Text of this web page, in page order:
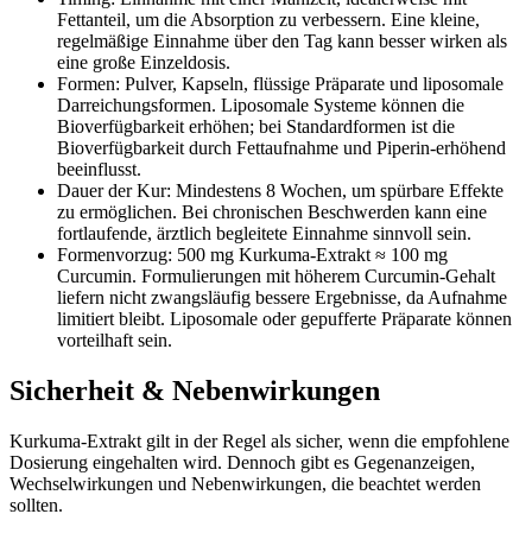
Fettanteil, um die Absorption zu verbessern. Eine kleine,
regelmäßige Einnahme über den Tag kann besser wirken als
eine große Einzeldosis.
Formen: Pulver, Kapseln, flüssige Präparate und liposomale
Darreichungsformen. Liposomale Systeme können die
Bioverfügbarkeit erhöhen; bei Standardformen ist die
Bioverfügbarkeit durch Fettaufnahme und Piperin-erhöhend
beeinflusst.
Dauer der Kur: Mindestens 8 Wochen, um spürbare Effekte
zu ermöglichen. Bei chronischen Beschwerden kann eine
fortlaufende, ärztlich begleitete Einnahme sinnvoll sein.
Formenvorzug: 500 mg Kurkuma-Extrakt ≈ 100 mg
Curcumin. Formulierungen mit höherem Curcumin-Gehalt
liefern nicht zwangsläufig bessere Ergebnisse, da Aufnahme
limitiert bleibt. Liposomale oder gepufferte Präparate können
vorteilhaft sein.
Sicherheit & Nebenwirkungen
Kurkuma-Extrakt gilt in der Regel als sicher, wenn die empfohlene
Dosierung eingehalten wird. Dennoch gibt es Gegenanzeigen,
Wechselwirkungen und Nebenwirkungen, die beachtet werden
sollten.